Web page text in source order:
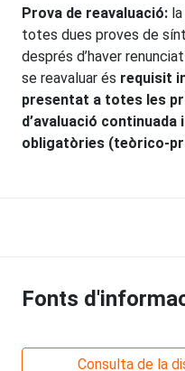
Prova de reavaluació:
totes dues proves de
després d’haver
se reavaluar és requisit
presentat a totes les
d’avaluació
obligatòries (teòrico-
Fonts
Consulta de la